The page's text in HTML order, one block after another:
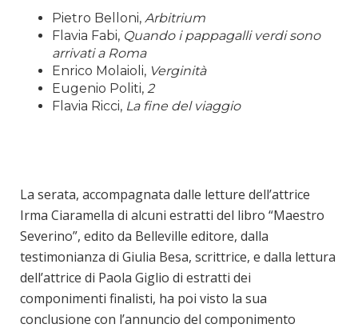
Pietro Belloni, Arbitrium
Flavia Fabi, Quando i pappagalli verdi sono
arrivati a Roma
Enrico Molaioli, Verginità
Eugenio Politi, 2
Flavia Ricci, La fine del viaggio
La serata, accompagnata dalle letture dell’attrice
Irma Ciaramella di alcuni estratti del libro “Maestro
Severino”, edito da Belleville editore, dalla
testimonianza di Giulia Besa, scrittrice, e dalla lettura
dell’attrice di Paola Giglio di estratti dei
componimenti finalisti, ha poi visto la sua
conclusione con l’annuncio del componimento